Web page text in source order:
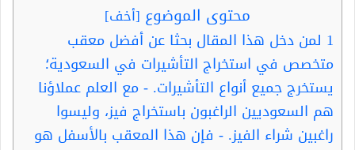
محتوى الموضوع [أخف]
1 لمن دخل هذا المقال بحثا عن أفضل معقب
متخصص في استخراج التأشيرات في السعودية؛
يستخرج جميع أنواع التأشيرات. - مع العلم عملاؤنا
هم السعوديين الراغبون باستخراج فيز، وليسوا
راغبين شراء الفيز. - فإن هذا المعقب بالأسفل هو